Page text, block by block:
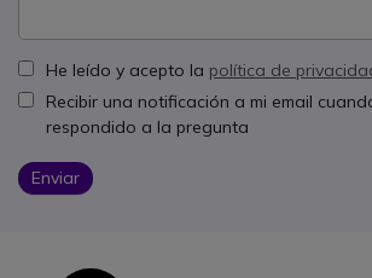
He leído y acepto la política de
Recibir una notificación a mi email
respondido a la pregunta
Enviar